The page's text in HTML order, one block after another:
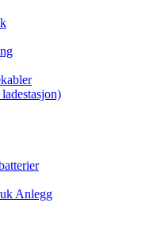
Anlegg